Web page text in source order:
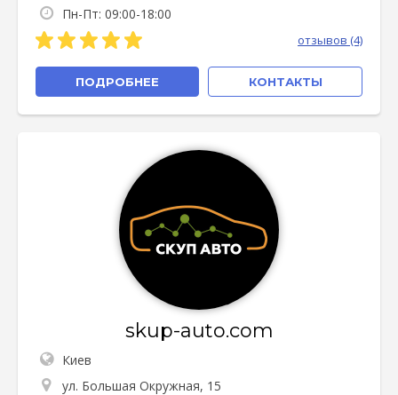
Пн-Пт: 09:00-18:00
отзывов (4)
ПОДРОБНЕЕ КОНТАКТЫ
skup-auto.com
Киев
ул. Большая Окружная, 15